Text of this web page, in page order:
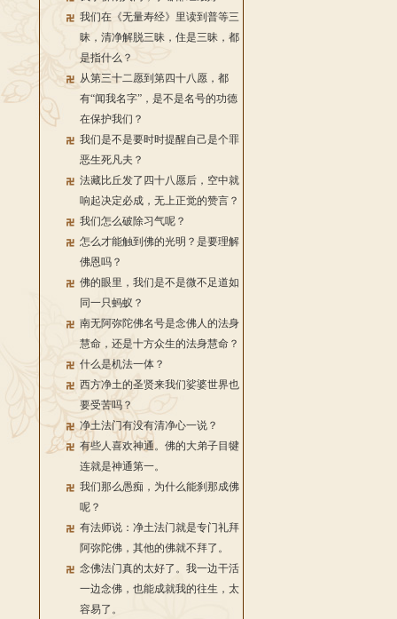
我们在《无量寿经》里读到普等三
昧，清净解脱三昧，住是三昧，都
是指什么？
从第三十二愿到第四十八愿，都
有“闻我名字”，是不是名号的功德
在保护我们？
我们是不是要时时提醒自己是个罪
恶生死凡夫？
法藏比丘发了四十八愿后，空中就
响起决定必成，无上正觉的赞言？
我们怎么破除习气呢？
怎么才能触到佛的光明？是要理解
佛恩吗？
佛的眼里，我们是不是微不足道如
同一只蚂蚁？
南无阿弥陀佛名号是念佛人的法身
慧命，还是十方众生的法身慧命？
什么是机法一体？
西方净土的圣贤来我们娑婆世界也
要受苦吗？
净土法门有没有清净心一说？
有些人喜欢神通。佛的大弟子目犍
连就是神通第一。
我们那么愚痴，为什么能刹那成佛
呢？
有法师说：净土法门就是专门礼拜
阿弥陀佛，其他的佛就不拜了。
念佛法门真的太好了。我一边干活
一边念佛，也能成就我的往生，太
容易了。